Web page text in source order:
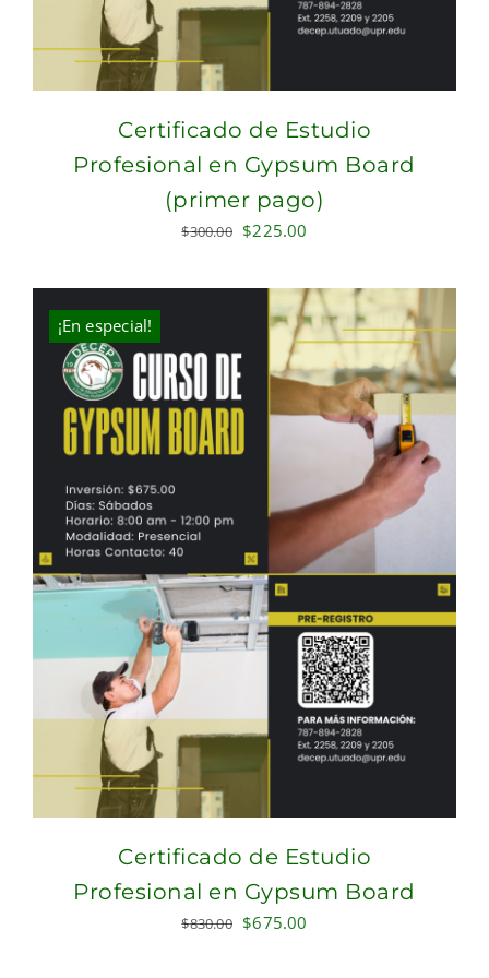
Certificado de Estudio
Profesional en Gypsum Board
(primer pago)
$300.00 Original
was:
$300.00.
$225.00
is:
$225.00.
¡En especial!
Certificado de Estudio
Profesional en Gypsum Board
$830.00 Original
$675.00